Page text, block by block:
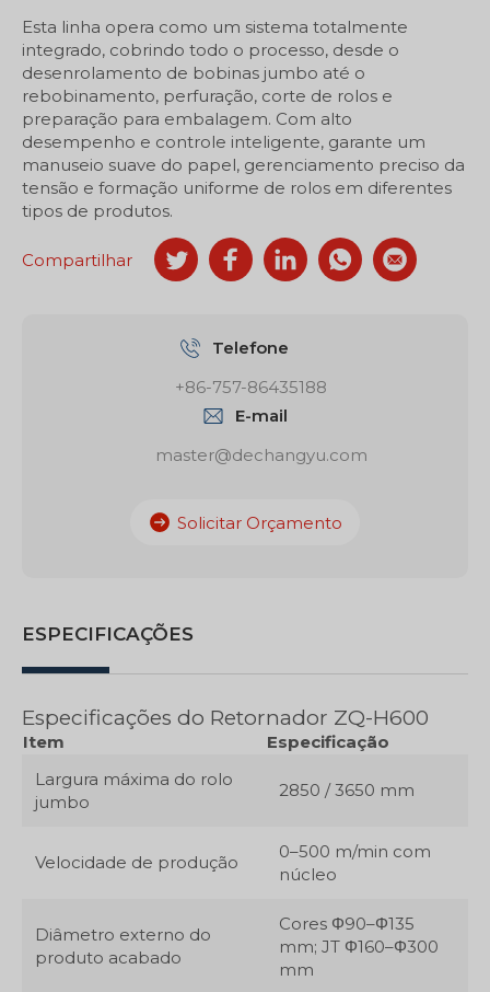
Esta linha opera como um sistema totalmente
integrado, cobrindo todo o processo, desde o
desenrolamento de bobinas jumbo até o
rebobinamento, perfuração, corte de rolos e
preparação para embalagem. Com alto
desempenho e controle inteligente, garante um
manuseio suave do papel, gerenciamento preciso da
tensão e formação uniforme de rolos em diferentes
tipos de produtos.
Compartilhar
Telefone
+86-757-86435188
E-mail
master@dechangyu.com
Solicitar Orçamento
ESPECIFICAÇÕES
Especificações do Retornador ZQ-H600
Item
Especificação
Largura máxima do rolo
jumbo
2850 / 3650 mm
Velocidade de produção
0–500 m/min com
núcleo
Diâmetro externo do
produto acabado
Cores Φ90–Φ135
mm; JT Φ160–Φ300
mm